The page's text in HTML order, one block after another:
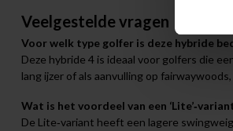
Veelgestelde vragen
Voor welk type golfer is deze hybride
Deze hybride 4 is ideaal voor golfers die
lang ijzer of als aanvulling op
Wat is het voordeel van een
De Lite‑variant heeft een lagere